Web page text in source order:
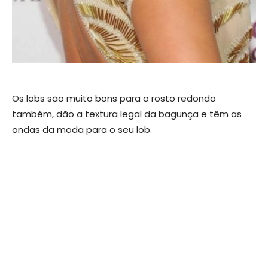
Os lobs são muito bons para o rosto redondo
também, dão a textura legal da bagunça e têm as
ondas da moda para o seu lob.